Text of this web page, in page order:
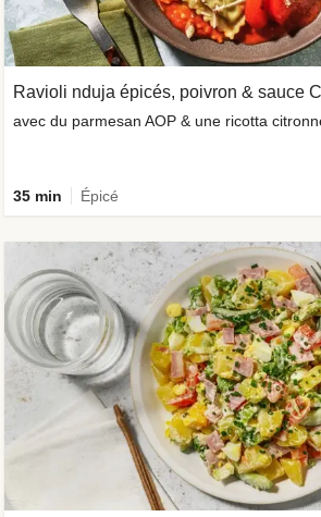
Ravioli nduja épicés, poivron & sauce
avec du parmesan AOP & une ricotta
35 min Épicé